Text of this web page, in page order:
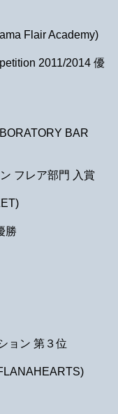
Flair Academy)
2011/2014 優
BAR
フレア部門 入賞
勝
ョン 第３位